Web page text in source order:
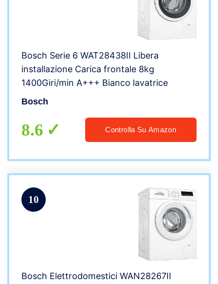
Bosch Serie 6 WAT28438II Libera
installazione Carica frontale 8kg
1400Giri/min A+++ Bianco lavatrice
Bosch
8.6 Controlla Su Amazon
10
Bosch Elettrodomestici WAN28267II